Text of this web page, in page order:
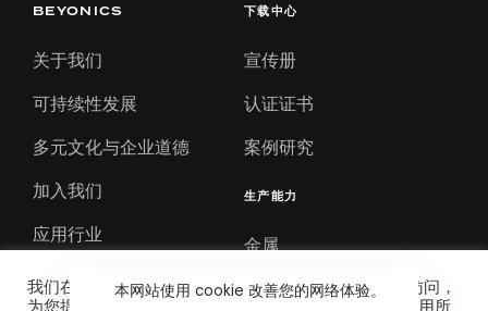
BEYONICS
关于我们
可持续性发展
多元文化与企业道德
加入我们
应用行业
公司新闻
下载中心
宣传册
认证证书
案例研究
生产能力
金属
塑料
我们在网站上使用 cookie，通过记住您的偏好和重复访问，
为您提供最相关的体验。点击 "接受"，即表示您同意使用所
本网站使用 cookie 改善您的网络体验。